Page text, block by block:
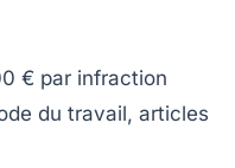
€ par infraction
du travail, articles